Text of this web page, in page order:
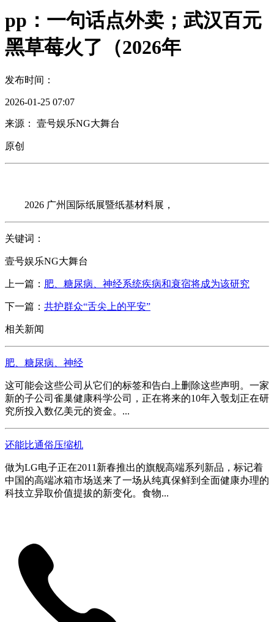
pp：一句话点外卖；武汉百元
黑草莓火了（2026年
发布时间：
2026-01-25 07:07
来源： 壹号娱乐NG大舞台
原创
2026 广州国际纸展暨纸基材料展，
关键词：
壹号娱乐NG大舞台
上一篇： 肥、糖尿病、神经系统疾病和衰宿将成为该研究
下一篇： 共护群众“舌尖上的平安”
相关新闻
肥、糖尿病、神经
这可能会这些公司从它们的标签和告白上删除这些声明。一家
新的子公司雀巢健康科学公司，正在将来的10年入彀划正在研
究所投入数亿美元的资金。...
还能比通俗压缩机
做为LG电子正在2011新春推出的旗舰高端系列新品，标记着
中国的高端冰箱市场送来了一场从纯真保鲜到全面健康办理的
科技立异取价值提拔的新变化。食物...